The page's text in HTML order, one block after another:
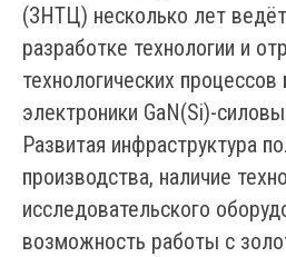
(ЗНТЦ) несколько лет
разработке технологии и
технологических
электроники GaN(Si)-
Развитая инфраструктура
производства, наличие
исследовательского
возможность работы с